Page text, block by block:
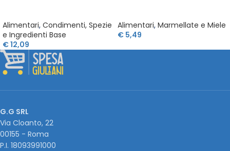
Alimentari, Condimenti, Spezie
e Ingredienti Base
€12,09
Alimentari, Marmellate e Miele
€ 5,49
G.G SRL
Via Cloanto, 22
00155 - Roma
P.I. ‭18093991000